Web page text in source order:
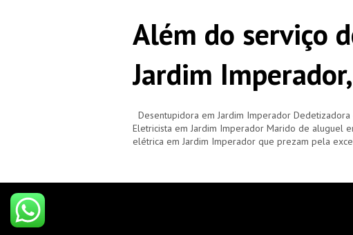
Além do serviço
Jardim
Desentupidora em Jardim Imperador
Eletricista em Jardim Imperador Marido de aluguel
elétrica em Jardim Imperador que prezam pela